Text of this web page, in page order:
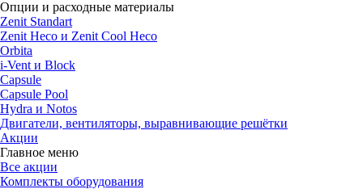
Опции и расходные материалы
Zenit Standart
Zenit Heco и Zenit Cool Heco
Orbita
i-Vent и Block
Capsule
Capsule Pool
Hydra и Notos
Двигатели, вентиляторы, выравнивающие решётки
Акции
Главное меню
Все акции
Комплекты оборудования